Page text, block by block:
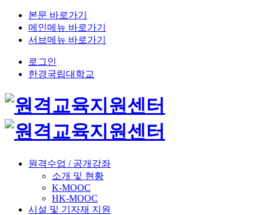
본문 바로가기
메인메뉴 바로가기
서브메뉴 바로가기
로그인
한경국립대학교
원격수업 / 공개강좌
소개 및 현황
K-MOOC
HK-MOOC
시설 및 기자재 지원